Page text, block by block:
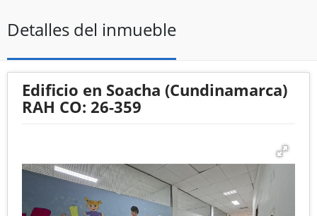
Detalles del inmueble
Edificio en Soacha (Cundinamarca)
RAH CO: 26-359